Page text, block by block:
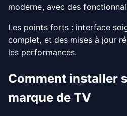
moderne, avec des
Les points forts : interface
complet, et des mises à jour
les performances.
Comment installer
marque de TV